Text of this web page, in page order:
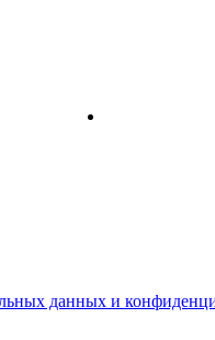
данных и